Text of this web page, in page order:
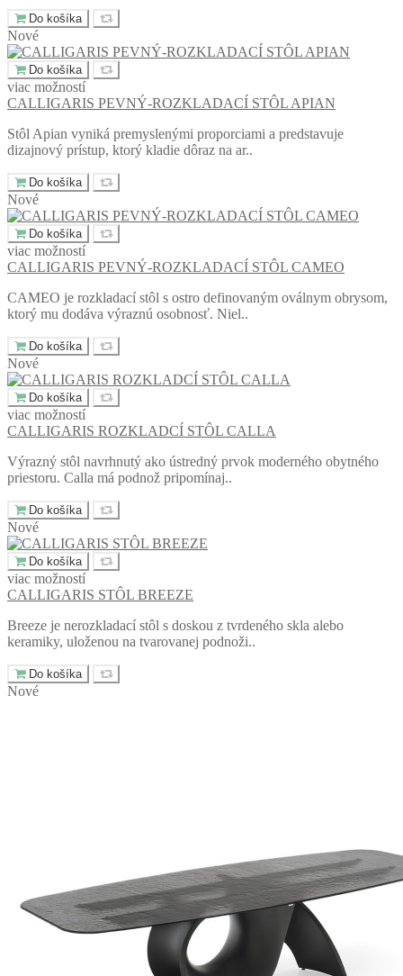
Do košíka
Nové
Do košíka
viac možností
CALLIGARIS PEVNÝ-ROZKLADACÍ STÔL APIAN
Stôl Apian vyniká premyslenými proporciami a predstavuje
dizajnový prístup, ktorý kladie dôraz na ar..
Do košíka
Nové
Do košíka
viac možností
CALLIGARIS PEVNÝ-ROZKLADACÍ STÔL CAMEO
CAMEO je rozkladací stôl s ostro definovaným oválnym obrysom,
ktorý mu dodáva výraznú osobnosť. Niel..
Do košíka
Nové
Do košíka
viac možností
CALLIGARIS ROZKLADCÍ STÔL CALLA
Výrazný stôl navrhnutý ako ústredný prvok moderného obytného
priestoru. Calla má podnož pripomínaj..
Do košíka
Nové
Do košíka
viac možností
CALLIGARIS STÔL BREEZE
Breeze je nerozkladací stôl s doskou z tvrdeného skla alebo
keramiky, uloženou na tvarovanej podnoži..
Do košíka
Nové